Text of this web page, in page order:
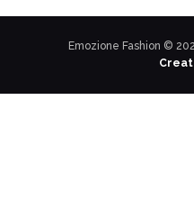
Emozione Fashion ©